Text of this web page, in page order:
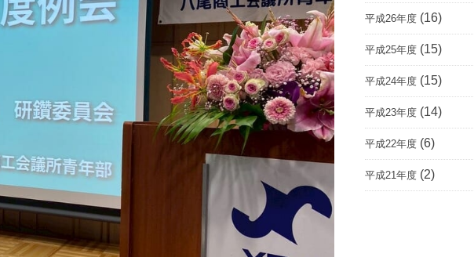
平成26年度(16)
平成25年度(15)
平成24年度(15)
平成23年度(14)
平成22年度(6)
平成21年度(2)